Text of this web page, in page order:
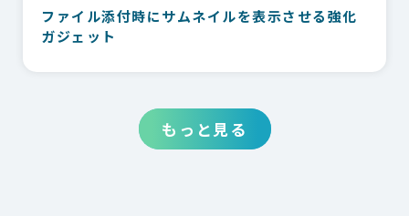
ファイル添付時にサムネイルを表示させる強化
ガジェット
もっと見る